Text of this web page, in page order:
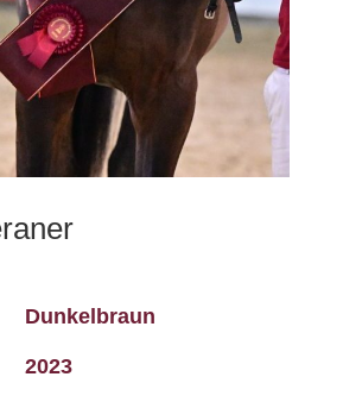
Dunkelbraun
2023